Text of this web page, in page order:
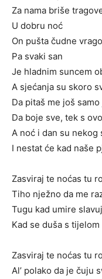
Za nama briše
U dobru noć
On pušta čudne
Pa svaki san
Je hladnim suncem
A sjećanja su skoro
Da pitaš me još
Da boje sve, tek s
A noć i dan su nekog
I nestat će kad naše
Zasviraj te noćas tu
Tiho nježno da me
Tugu kad umire slavuj
Kad se duša s
Zasviraj te noćas tu
Al’ polako da je čuju